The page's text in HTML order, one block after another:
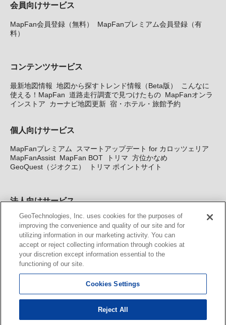
会員向けサービス
MapFan会員登録（無料）
MapFanプレミアム会員登録（有
料）
コンテンツサービス
最新地図情報 地図から探すトレンド情報（Beta版）
こんなに
使える！MapFan 道路走行調査で見つけたもの MapFanオンラ
インストア
カーナビ地図更新 宿・ホテル・旅館予約
個人向けサービス
MapFanプレミアム
スマートアップデート for カロッツェリア
MapFanAssist MapFan BOT トリマ 方位かなめ
GeoQuest（ジオクエ）
トリマ ポイントサイト
法人向けサービス
法人向け地図・位置情報サービス WEBサイト・システム向け地
図API Windows PC向け地図開発キット MapFan DB 住所確認
サービス
MAP WORLD+ トリマ広告 Geo-Research
カーナビ地図更新サービス
MapFan スマートメンバーズ
KENWOOD MapFan Club
GeoTechnologies, Inc. uses cookies for the purposes of
improving the convenience and quality of our site and for
utilizing information in our marketing activity. You can
accept or reject collecting information through cookies at
your discretion except information essential to the
functioning of our site.
Cookies Settings
Reject All